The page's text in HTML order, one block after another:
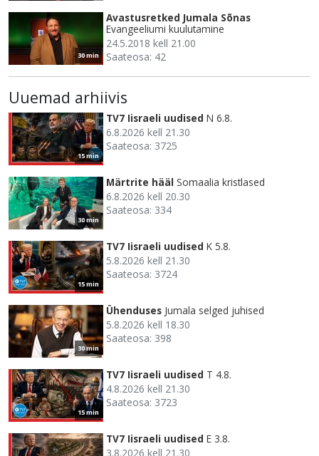
30 min
Avastusretked Jumala Sõnas
Evangeeliumi kuulutamine
24.5.2018 kell 21.00
Saateosa: 42
Uuemad arhiivis
15 min
TV7 Iisraeli uudised N 6.8.
6.8.2026 kell 21.30
Saateosa: 3725
30 min
Märtrite hääl Somaalia kristlased
6.8.2026 kell 20.30
Saateosa: 334
15 min
TV7 Iisraeli uudised K 5.8.
5.8.2026 kell 21.30
Saateosa: 3724
30 min
Ühenduses Jumala selged juhised
5.8.2026 kell 18.30
Saateosa: 398
15 min
TV7 Iisraeli uudised T 4.8.
4.8.2026 kell 21.30
Saateosa: 3723
TV7 Iisraeli uudised E 3.8.
3.8.2026 kell 21.30